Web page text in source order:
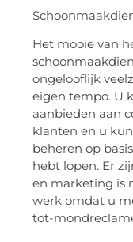
Het mooie van
ongelooflijk
eigen tempo. U
aanbieden aan
klanten en u
beheren op
hebt lopen. Er
en marketing is
werk omdat u
tot-